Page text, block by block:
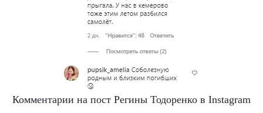
Комментарии на пост Регины Тодоренко в Instagram